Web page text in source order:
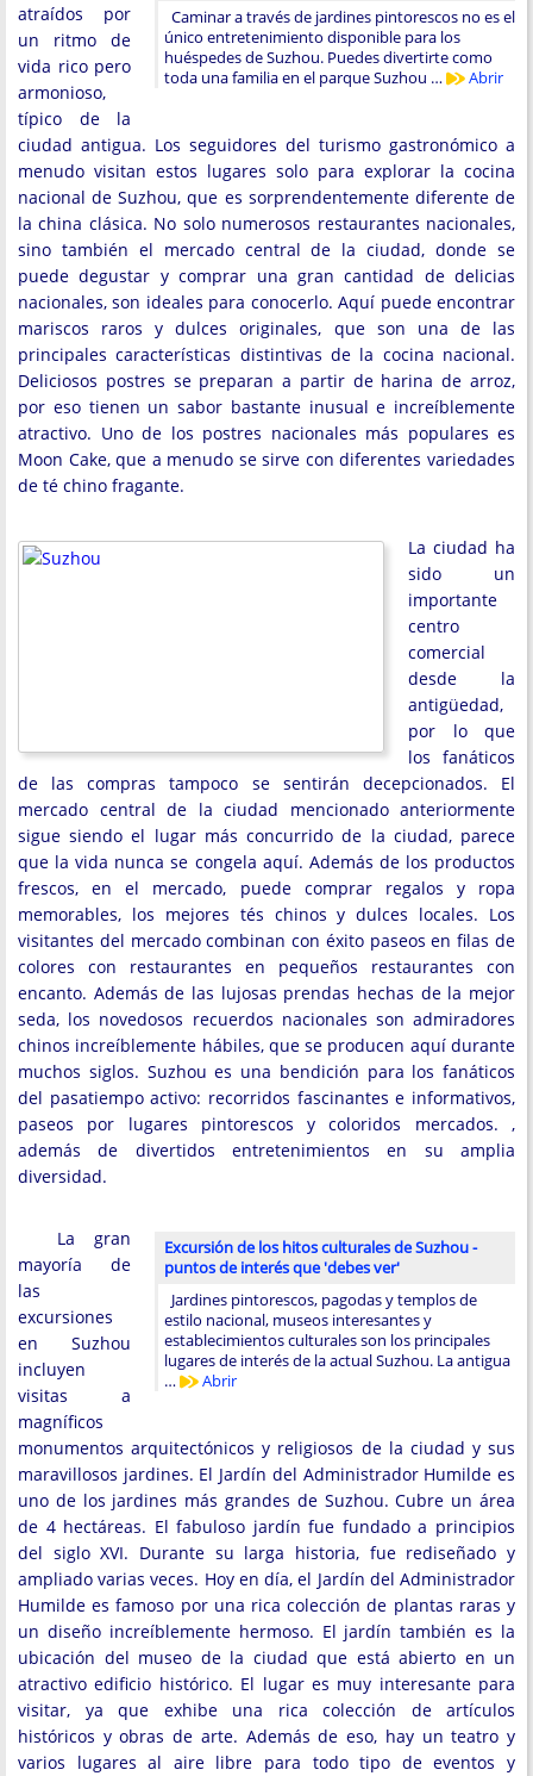
Caminar a través de jardines pintorescos no es el
único entretenimiento disponible para los
huéspedes de Suzhou. Puedes divertirte como
toda una familia en el parque Suzhou …
Abrir
atraídos por
un ritmo de
vida rico pero
armonioso,
típico de la
ciudad antigua. Los seguidores del turismo gastronómico a
menudo visitan estos lugares solo para explorar la cocina
nacional de Suzhou, que es sorprendentemente diferente de
la china clásica. No solo numerosos restaurantes nacionales,
sino también el mercado central de la ciudad, donde se
puede degustar y comprar una gran cantidad de delicias
nacionales, son ideales para conocerlo. Aquí puede encontrar
mariscos raros y dulces originales, que son una de las
principales características distintivas de la cocina nacional.
Deliciosos postres se preparan a partir de harina de arroz,
por eso tienen un sabor bastante inusual e increíblemente
atractivo. Uno de los postres nacionales más populares es
Moon Cake, que a menudo se sirve con diferentes variedades
de té chino fragante.
La ciudad ha
sido un
importante
centro
comercial
desde la
antigüedad,
por lo que
los fanáticos
de las compras tampoco se sentirán decepcionados. El
mercado central de la ciudad mencionado anteriormente
sigue siendo el lugar más concurrido de la ciudad, parece
que la vida nunca se congela aquí. Además de los productos
frescos, en el mercado, puede comprar regalos y ropa
memorables, los mejores tés chinos y dulces locales. Los
visitantes del mercado combinan con éxito paseos en filas de
colores con restaurantes en pequeños restaurantes con
encanto. Además de las lujosas prendas hechas de la mejor
seda, los novedosos recuerdos nacionales son admiradores
chinos increíblemente hábiles, que se producen aquí durante
muchos siglos. Suzhou es una bendición para los fanáticos
del pasatiempo activo: recorridos fascinantes e informativos,
paseos por lugares pintorescos y coloridos mercados. ,
además de divertidos entretenimientos en su amplia
diversidad.
Excursión de los hitos culturales de Suzhou -
puntos de interés que 'debes ver'
Jardines pintorescos, pagodas y templos de
estilo nacional, museos interesantes y
establecimientos culturales son los principales
lugares de interés de la actual Suzhou. La antigua
…
Abrir
La gran
mayoría de
las
excursiones
en Suzhou
incluyen
visitas a
magníficos
monumentos arquitectónicos y religiosos de la ciudad y sus
maravillosos jardines. El Jardín del Administrador Humilde es
uno de los jardines más grandes de Suzhou. Cubre un área
de 4 hectáreas. El fabuloso jardín fue fundado a principios
del siglo XVI. Durante su larga historia, fue rediseñado y
ampliado varias veces. Hoy en día, el Jardín del Administrador
Humilde es famoso por una rica colección de plantas raras y
un diseño increíblemente hermoso. El jardín también es la
ubicación del museo de la ciudad que está abierto en un
atractivo edificio histórico. El lugar es muy interesante para
visitar, ya que exhibe una rica colección de artículos
históricos y obras de arte. Además de eso, hay un teatro y
varios lugares al aire libre para todo tipo de eventos y